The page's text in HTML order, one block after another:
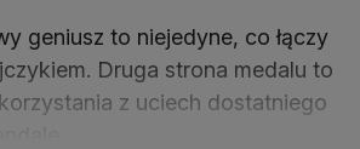
geniusz to niejedyne, co łączy
Druga strona medalu to
z uciech dostatniego